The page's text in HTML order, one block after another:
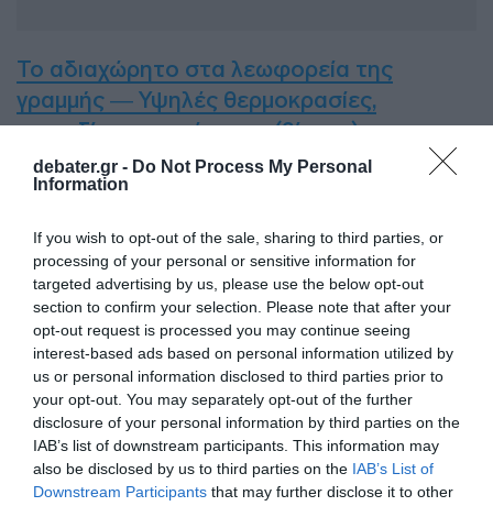
debater.gr - Do Not Process My Personal
Information
If you wish to opt-out of the sale, sharing to third parties, or
processing of your personal or sensitive information for
targeted advertising by us, please use the below opt-out
section to confirm your selection. Please note that after your
opt-out request is processed you may continue seeing
interest-based ads based on personal information utilized by
us or personal information disclosed to third parties prior to
your opt-out. You may separately opt-out of the further
disclosure of your personal information by third parties on the
IAB’s list of downstream participants. This information may
also be disclosed by us to third parties on the IAB’s List of
Downstream Participants that may further disclose it to other
Το αδιαχώρητο στα λεωφορεία της
γραμμής — Υψηλές θερμοκρασίες,
σπρωξίματα και ένταση (βίντεο)
Τουρκία: Αυτοκίνητο έστριψε παράνομα
ετών οι δύο νεκροί (βίντεο)
ΔΙΑΦΗΜΙΣΗ